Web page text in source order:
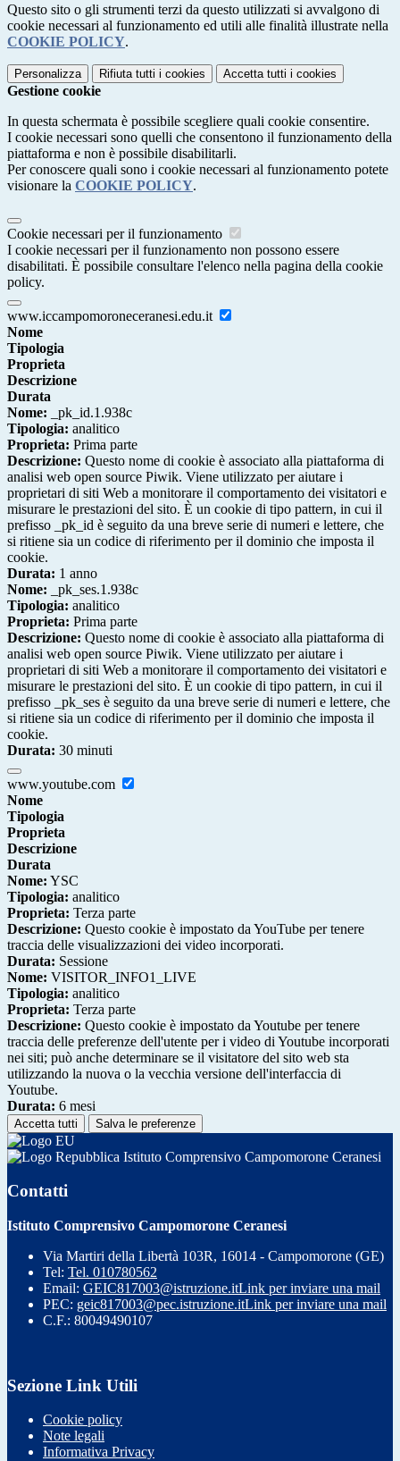
Questo sito o gli strumenti terzi da questo utilizzati si avvalgono di
cookie necessari al funzionamento ed utili alle finalità illustrate nella
COOKIE POLICY.
Personalizza Rifiuta tutti i cookies Accetta tutti i cookies
Gestione cookie
In questa schermata è possibile scegliere quali cookie consentire.
I cookie necessari sono quelli che consentono il funzionamento della
piattaforma e non è possibile disabilitarli.
Per conoscere quali sono i cookie necessari al funzionamento potete
visionare la COOKIE POLICY.
Cookie necessari per il funzionamento
I cookie necessari per il funzionamento non possono essere
disabilitati. È possibile consultare l'elenco nella pagina della cookie
policy.
www.iccampomoroneceranesi.edu.it
Nome
Tipologia
Proprieta
Descrizione
Durata
Nome: _pk_id.1.938c
Tipologia: analitico
Proprieta: Prima parte
Descrizione: Questo nome di cookie è associato alla piattaforma di
analisi web open source Piwik. Viene utilizzato per aiutare i
proprietari di siti Web a monitorare il comportamento dei visitatori e
misurare le prestazioni del sito. È un cookie di tipo pattern, in cui il
prefisso _pk_id è seguito da una breve serie di numeri e lettere, che
si ritiene sia un codice di riferimento per il dominio che imposta il
cookie.
Durata: 1 anno
Nome: _pk_ses.1.938c
Tipologia: analitico
Proprieta: Prima parte
Descrizione: Questo nome di cookie è associato alla piattaforma di
analisi web open source Piwik. Viene utilizzato per aiutare i
proprietari di siti Web a monitorare il comportamento dei visitatori e
misurare le prestazioni del sito. È un cookie di tipo pattern, in cui il
prefisso _pk_ses è seguito da una breve serie di numeri e lettere, che
si ritiene sia un codice di riferimento per il dominio che imposta il
cookie.
Durata: 30 minuti
www.youtube.com
Nome
Tipologia
Proprieta
Descrizione
Durata
Nome: YSC
Tipologia: analitico
Proprieta: Terza parte
Descrizione: Questo cookie è impostato da YouTube per tenere
traccia delle visualizzazioni dei video incorporati.
Durata: Sessione
Nome: VISITOR_INFO1_LIVE
Tipologia: analitico
Proprieta: Terza parte
Descrizione: Questo cookie è impostato da Youtube per tenere
traccia delle preferenze dell'utente per i video di Youtube incorporati
nei siti; può anche determinare se il visitatore del sito web sta
utilizzando la nuova o la vecchia versione dell'interfaccia di
Youtube.
Durata: 6 mesi
Accetta tutti Salva le preferenze
Istituto Comprensivo Campomorone Ceranesi
Contatti
Istituto Comprensivo Campomorone Ceranesi
Via Martiri della Libertà 103R, 16014 - Campomorone (GE)
Tel: Tel. 010780562
Email: GEIC817003@istruzione.itLink per inviare una mail
PEC: geic817003@pec.istruzione.itLink per inviare una mail
C.F.: 80049490107
Sezione Link Utili
Cookie policy
Note legali
Informativa Privacy